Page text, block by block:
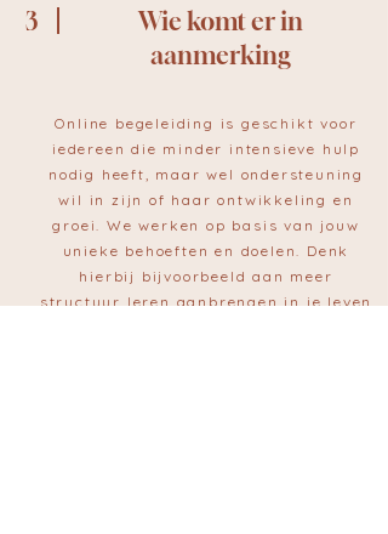
3
Wie komt er in
aanmerking
Online begeleiding is geschikt voor
iedereen die minder intensieve hulp
nodig heeft, maar wel ondersteuning
wil in zijn of haar ontwikkeling en
groei. We werken op basis van jouw
unieke behoeften en doelen. Denk
hierbij bijvoorbeeld aan meer
structuur leren aanbrengen in je leven